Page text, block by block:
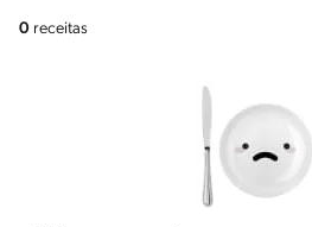
0 receitas